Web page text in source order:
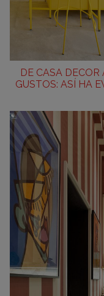
DE CASA
GUSTOS: ASÍ HA